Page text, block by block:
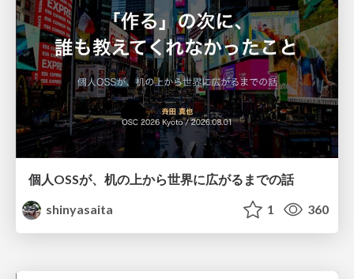
個人OSSが、机の上から世界に広がるまでの話
shinyasaita
1 360